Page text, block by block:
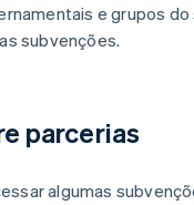
e grupos
subvenções.
parcerias
algumas